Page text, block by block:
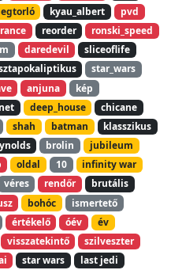
kyau_albert
pvd
reorder
ronski_speed
daredevil
sliceoflife
star_wars
anjuna
kép
deep_house
chicane
shah batman
klasszikus
brolin
jubileum
oldal 10
infinity war
véres rendőr
brutális
bohóc
ismertető
értékelő óév
év
visszatekintő
szilveszter
star wars
last jedi